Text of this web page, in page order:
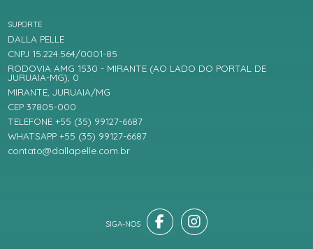
SUPORTE
DALLA PELLE
CNPJ 15.224.564/0001-85
RODOVIA AMG 1530 - MIRANTE (AO LADO DO PORTAL DE
JURUAIA-MG), 0
MIRANTE, JURUAIA/MG
CEP 37805-000
TELEFONE +55 (35) 99127-6687
WHATSAPP +55 (35) 99127-6687
contato@dallapelle.com.br